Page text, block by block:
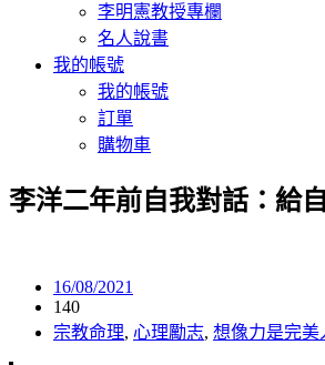
李明憲教授專欄
名人說書
我的帳號
我的帳號
訂單
購物車
李洋二年前自我對話：給
16/08/2021
140
宗教命理, 心理勵志, 想像力是完美